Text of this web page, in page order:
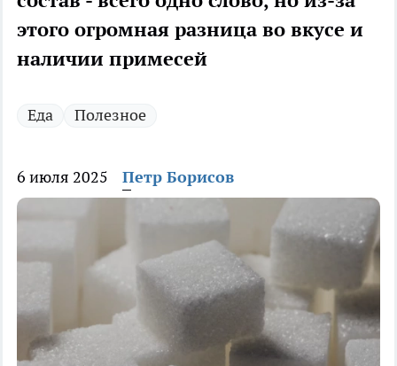
этого огромная разница во вкусе и
наличии примесей
Еда Полезное
6 июля 2025 Петр Борисов